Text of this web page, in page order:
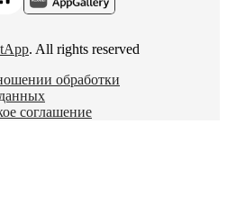
. All rights reserved
обработки
соглашение